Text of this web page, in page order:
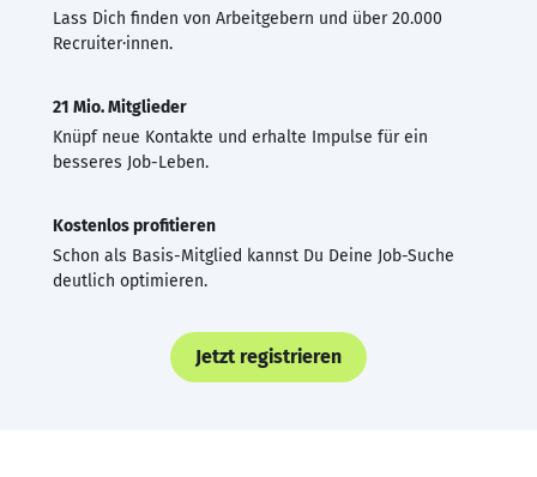
Lass Dich finden von Arbeitgebern und über 20.000
Recruiter·innen.
21 Mio. Mitglieder
Knüpf neue Kontakte und erhalte Impulse für ein
besseres Job-Leben.
Kostenlos profitieren
Schon als Basis-Mitglied kannst Du Deine Job-Suche
deutlich optimieren.
Jetzt registrieren